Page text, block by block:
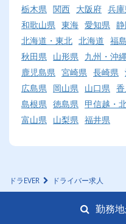
栃木県 関西 大阪府 兵
和歌山県 東海 愛知県
北海道・東北 北海道 福
秋田県 山形県 九州・沖
鹿児島県 宮崎県 長崎県
広島県 岡山県 山口県
島根県 徳島県 甲信越・
富山県 山梨県 福井県
ドラEVER ドライバー求人
勤務